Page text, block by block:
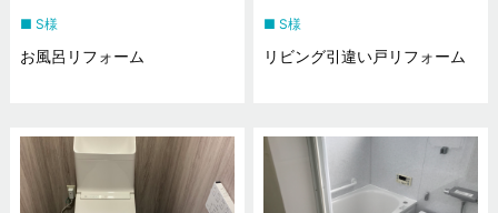
S様
お風呂リフォーム
S様
リビング引違い戸リフォーム